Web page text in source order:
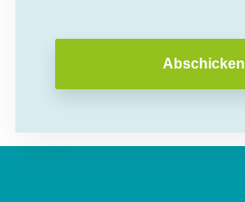
Abschicken